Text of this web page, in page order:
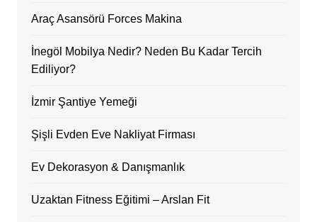
Araç Asansörü Forces Makina
İnegöl Mobilya Nedir? Neden Bu Kadar Tercih
Ediliyor?
İzmir Şantiye Yemeği
Şişli Evden Eve Nakliyat Firması
Ev Dekorasyon & Danışmanlık
Uzaktan Fitness Eğitimi – Arslan Fit